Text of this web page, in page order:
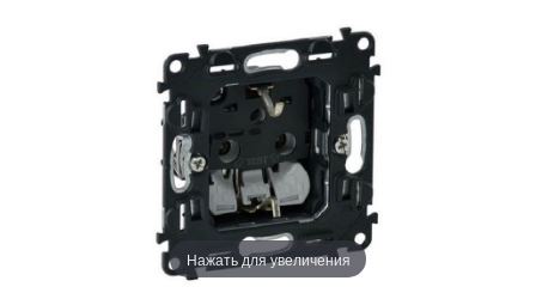
Нажать для увеличения